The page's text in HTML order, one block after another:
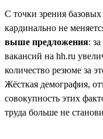
С точки зрения
кардинально не
выше предложения:
вакансий на hh.ru
количество резюме за
Жёсткая демография,
совокупность этих
труда больше не